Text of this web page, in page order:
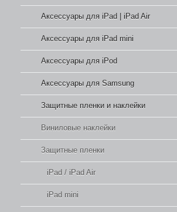
Аксессуары для iPad | iPad Air
Аксессуары для iPad mini
Аксессуары для iPod
Аксессуары для Samsung
Защитные пленки и наклейки
Виниловые наклейки
Защитные пленки
iPad / iPad Air
iPad mini